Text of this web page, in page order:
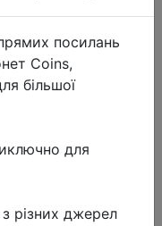
посилань
Coins,
більшої
для
різних джерел